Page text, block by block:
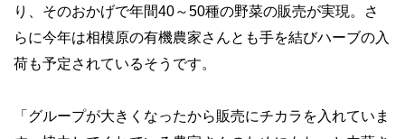
り、そのおかげで年間40～50種の野菜の販売が実現。さ
らに今年は相模原の有機農家さんとも手を結びハーブの入
荷も予定されているそうです。
「グループが大きくなったから販売にチカラを入れていま